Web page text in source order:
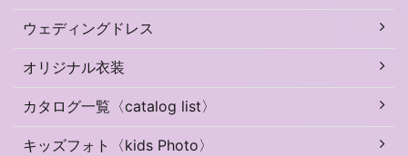
ウェディングドレス
オリジナル衣装
カタログ一覧〈catalog list〉
キッズフォト〈kids Photo〉